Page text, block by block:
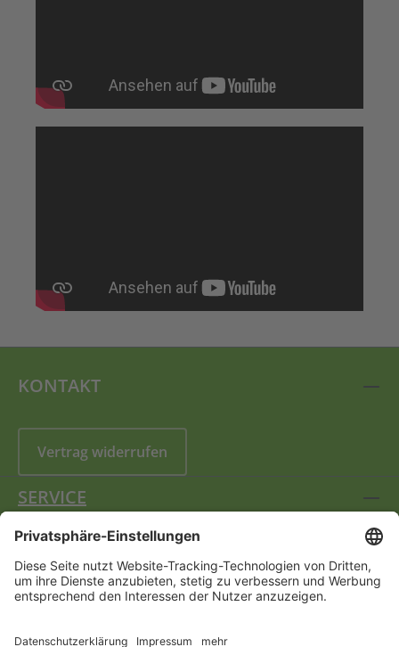
KONTAKT
Vertrag widerrufen
SERVICE
INFORMATIONEN
FOLGEN SIE UNS